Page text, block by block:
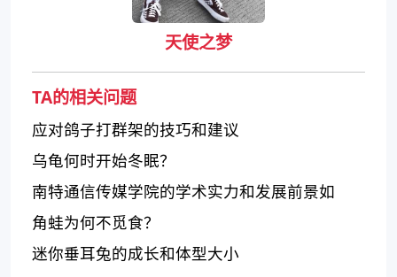
天使之梦
TA的相关问题
应对鸽子打群架的技巧和建议
乌龟何时开始冬眠？
南特通信传媒学院的学术实力和发展前景如
何？
角蛙为何不觅食？
迷你垂耳兔的成长和体型大小